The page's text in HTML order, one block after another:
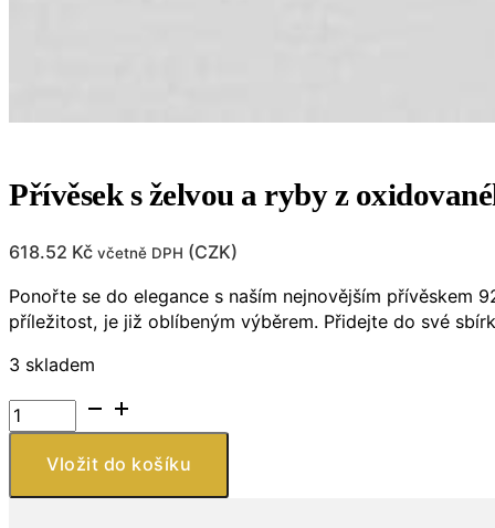
Přívěsek s želvou a ryby z
618.52 Kč včetně DPH (CZK)
Ponořte se do elegance s naším nejnovějším přívěskem
příležitost, je již oblíbeným výběrem. Přidejte do své
3 skladem
Přívěsek
s
želvouVložit do košíku